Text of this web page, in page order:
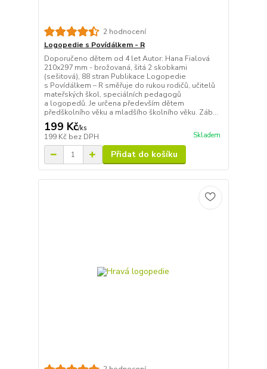
2 hodnocení
Logopedie s Povídálkem - R
Doporučeno dětem od 4 let Autor: Hana Fialová
210x297 mm - brožovaná, šitá 2 skobkami
(sešitová), 88 stran Publikace Logopedie
s Povídálkem – R směřuje do rukou rodičů, učitelů
mateřských škol, speciálních pedagogů
a logopedů. Je určena především dětem
předškolního věku a mladšího školního věku. Záb...
199 Kč/ks
199 Kč bez DPH Skladem
Přidat do košíku